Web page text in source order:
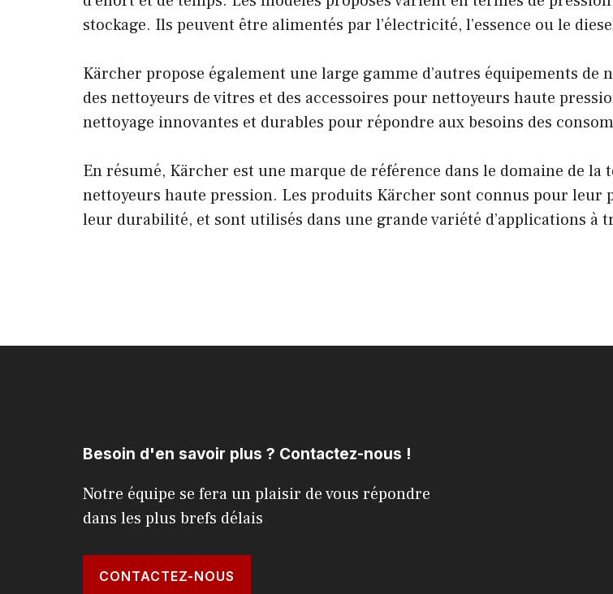
stockage. Ils peuvent être alimentés par l’électricité, l’essence ou le
Kärcher propose également une large gamme d’autres équipements de
des nettoyeurs de vitres et des accessoires pour nettoyeurs haute
nettoyage innovantes et durables pour répondre aux besoins des
En résumé, Kärcher est une marque de référence dans le domaine de
nettoyeurs haute pression. Les produits Kärcher sont connus pour
leur durabilité, et sont utilisés dans une grande variété d’applications à
Besoin d'en savoir plus ? Contactez-nous !
Notre équipe se fera un plaisir de vous répondre
dans les plus brefs délais
CONTACTEZ-NOUS